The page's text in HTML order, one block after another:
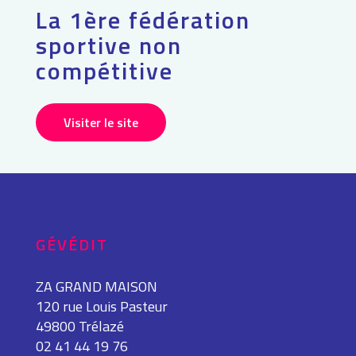
La 1ère fédération
sportive non
compétitive
Visiter le site
GÉVÉDIT
ZA GRAND MAISON
120 rue Louis Pasteur
49800 Trélazé
02 41 44 19 76